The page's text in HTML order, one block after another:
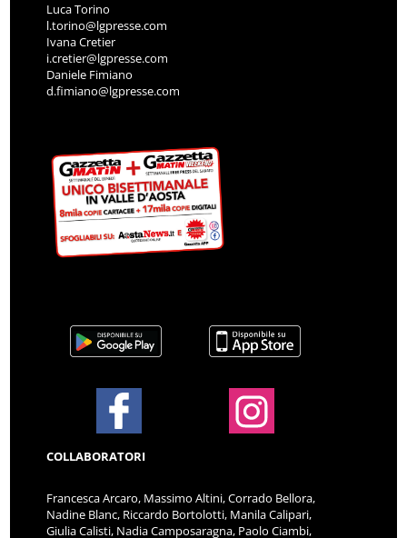
Luca Torino
l.torino@lgpresse.com
Ivana Cretier
i.cretier@lgpresse.com
Daniele Fimiano
d.fimiano@lgpresse.com
COLLABORATORI
Francesca Arcaro, Massimo Altini, Corrado Bellora,
Nadine Blanc, Riccardo Bortolotti, Manila Calipari,
Giulia Calisti, Nadia Camposaragna, Paolo Ciambi,